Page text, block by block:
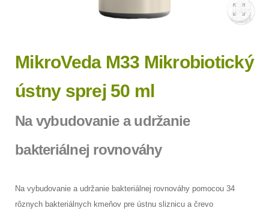
MikroVeda M33 Mikrobiotický
ústny sprej 50 ml
Na vybudovanie a udržanie
bakteriálnej rovnováhy
Na vybudovanie a udržanie bakteriálnej rovnováhy pomocou 34
rôznych bakteriálnych kmeňov pre ústnu sliznicu a črevo